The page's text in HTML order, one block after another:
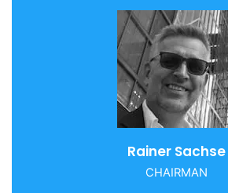
Rainer Sachse
CHAIRMAN